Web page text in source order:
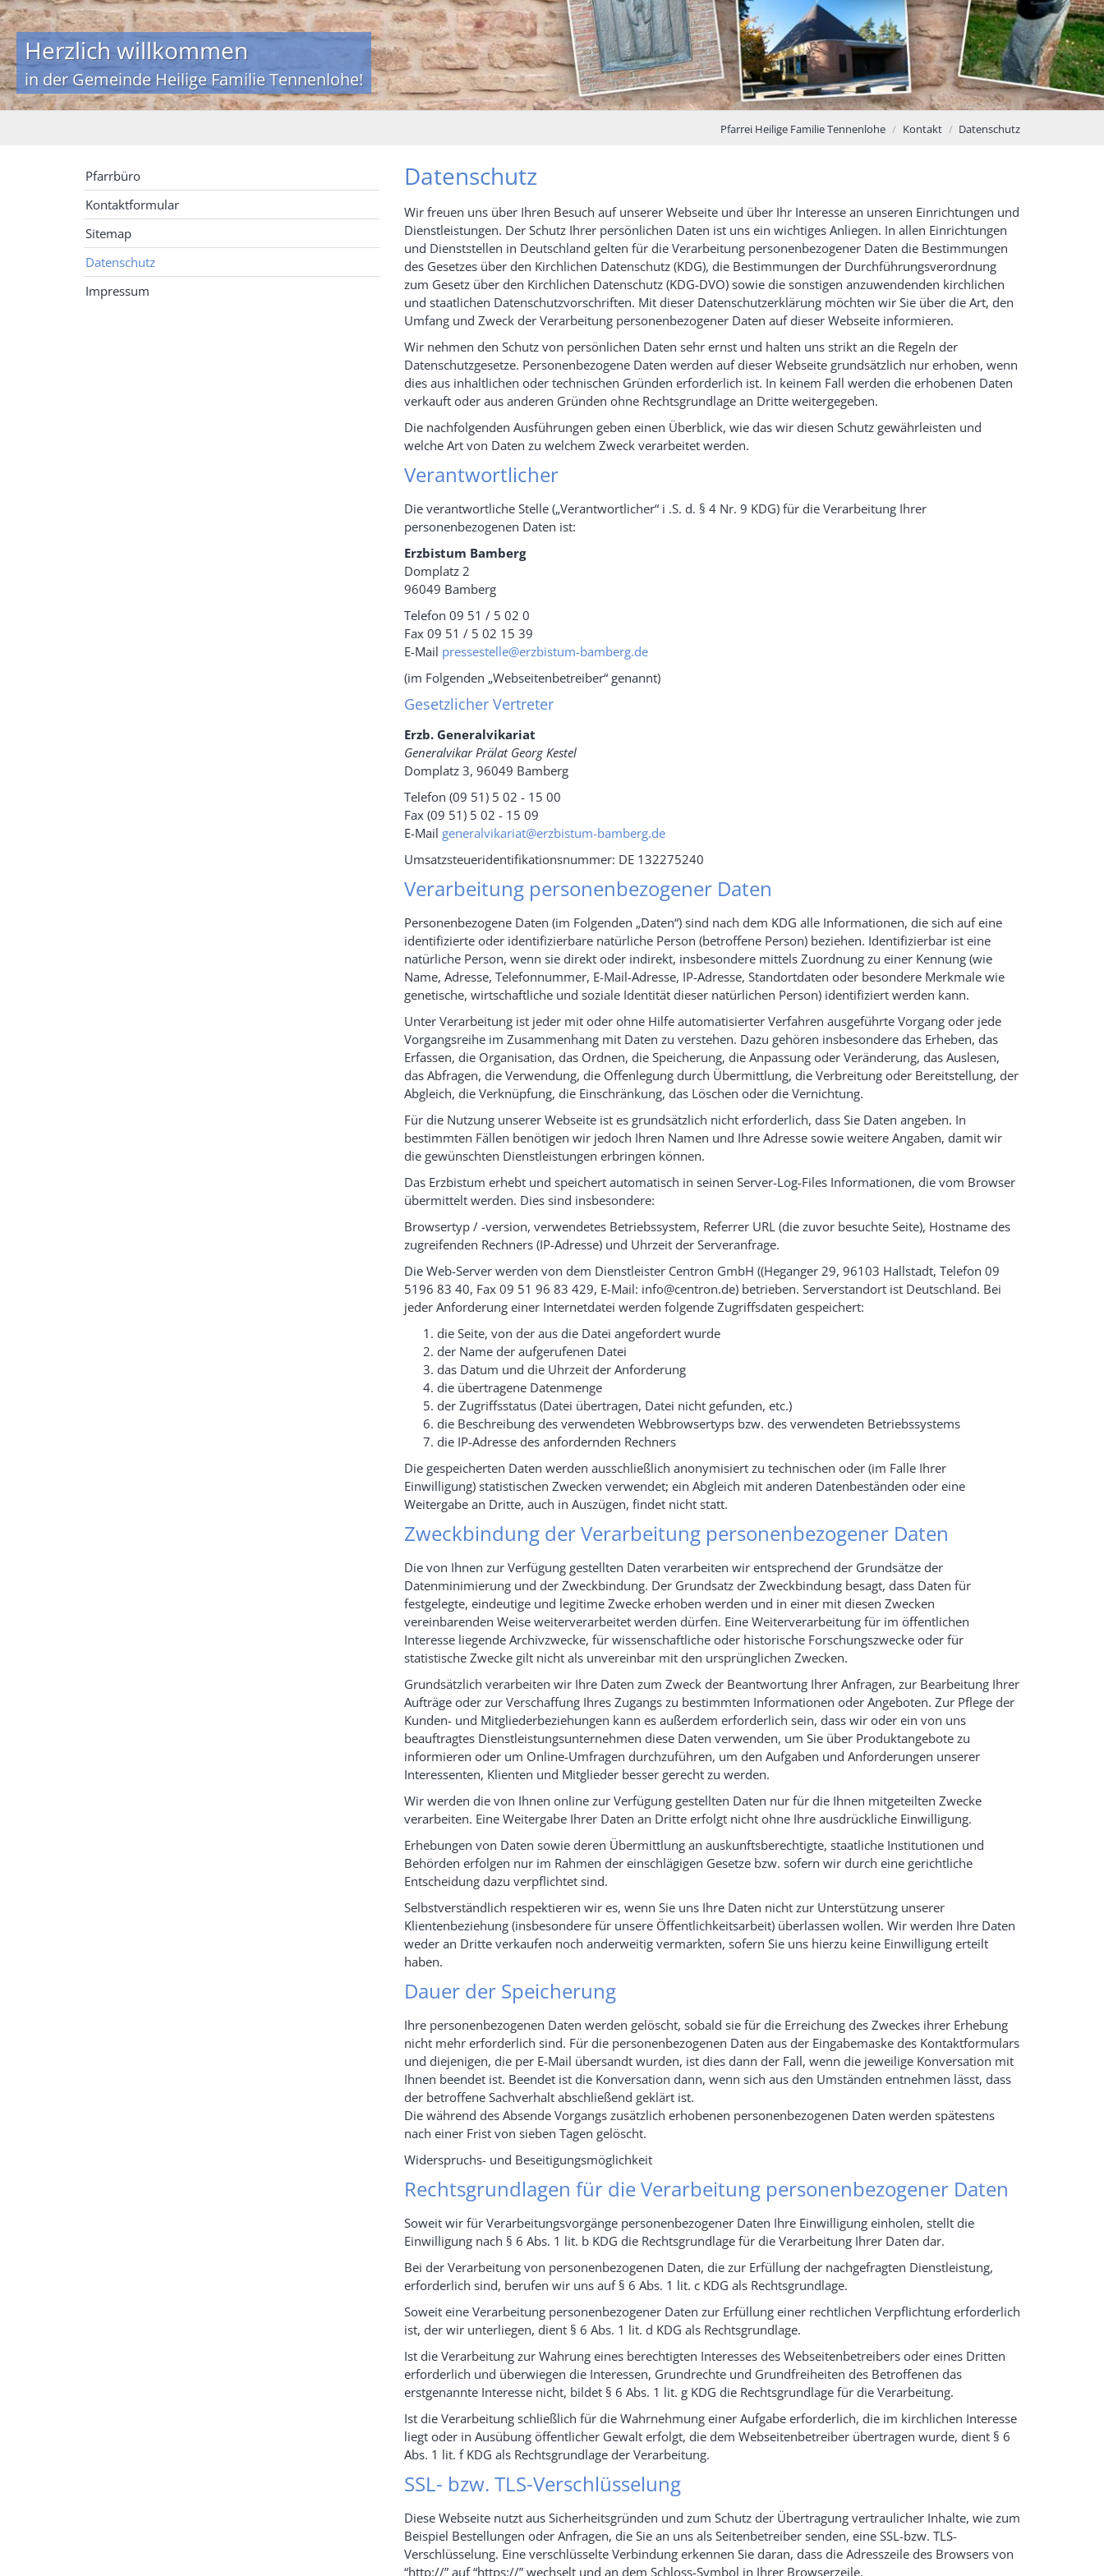
Herzlich willkommen
in der Gemeinde Heilige Familie Tennenlohe!
Pfarrei Heilige Familie Tennenlohe Kontakt Datenschutz
Datenschutz
Wir freuen uns über Ihren Besuch auf unserer Webseite und über Ihr Interesse an unseren Einrichtungen und
Dienstleistungen. Der Schutz Ihrer persönlichen Daten ist uns ein wichtiges Anliegen. In allen Einrichtungen
und Dienststellen in Deutschland gelten für die Verarbeitung personenbezogener Daten die Bestimmungen
des Gesetzes über den Kirchlichen Datenschutz (KDG), die Bestimmungen der Durchführungsverordnung
zum Gesetz über den Kirchlichen Datenschutz (KDG-DVO) sowie die sonstigen anzuwendenden kirchlichen
und staatlichen Datenschutzvorschriften. Mit dieser Datenschutzerklärung möchten wir Sie über die Art, den
Umfang und Zweck der Verarbeitung personenbezogener Daten auf dieser Webseite informieren.
Wir nehmen den Schutz von persönlichen Daten sehr ernst und halten uns strikt an die Regeln der
Datenschutzgesetze. Personenbezogene Daten werden auf dieser Webseite grundsätzlich nur erhoben, wenn
dies aus inhaltlichen oder technischen Gründen erforderlich ist. In keinem Fall werden die erhobenen Daten
verkauft oder aus anderen Gründen ohne Rechtsgrundlage an Dritte weitergegeben.
Die nachfolgenden Ausführungen geben einen Überblick, wie das wir diesen Schutz gewährleisten und
welche Art von Daten zu welchem Zweck verarbeitet werden.
Verantwortlicher
Die verantwortliche Stelle („Verantwortlicher“ i .S. d. § 4 Nr. 9 KDG) für die Verarbeitung Ihrer
personenbezogenen Daten ist:
Erzbistum Bamberg
Domplatz 2
96049 Bamberg
Telefon 09 51 / 5 02 0
Fax 09 51 / 5 02 15 39
E-Mail pressestelle@erzbistum-bamberg.de
(im Folgenden „Webseitenbetreiber“ genannt)
Gesetzlicher Vertreter
Erzb. Generalvikariat
Generalvikar Prälat Georg Kestel
Domplatz 3, 96049 Bamberg
Telefon (09 51) 5 02 - 15 00
Fax (09 51) 5 02 - 15 09
E-Mail generalvikariat@erzbistum-bamberg.de
Umsatzsteueridentifikationsnummer: DE 132275240
Verarbeitung personenbezogener Daten
Personenbezogene Daten (im Folgenden „Daten“) sind nach dem KDG alle Informationen, die sich auf eine
identifizierte oder identifizierbare natürliche Person (betroffene Person) beziehen. Identifizierbar ist eine
natürliche Person, wenn sie direkt oder indirekt, insbesondere mittels Zuordnung zu einer Kennung (wie
Name, Adresse, Telefonnummer, E-Mail-Adresse, IP-Adresse, Standortdaten oder besondere Merkmale wie
genetische, wirtschaftliche und soziale Identität dieser natürlichen Person) identifiziert werden kann.
Unter Verarbeitung ist jeder mit oder ohne Hilfe automatisierter Verfahren ausgeführte Vorgang oder jede
Vorgangsreihe im Zusammenhang mit Daten zu verstehen. Dazu gehören insbesondere das Erheben, das
Erfassen, die Organisation, das Ordnen, die Speicherung, die Anpassung oder Veränderung, das Auslesen,
das Abfragen, die Verwendung, die Offenlegung durch Übermittlung, die Verbreitung oder Bereitstellung, der
Abgleich, die Verknüpfung, die Einschränkung, das Löschen oder die Vernichtung.
Für die Nutzung unserer Webseite ist es grundsätzlich nicht erforderlich, dass Sie Daten angeben. In
bestimmten Fällen benötigen wir jedoch Ihren Namen und Ihre Adresse sowie weitere Angaben, damit wir
die gewünschten Dienstleistungen erbringen können.
Das Erzbistum erhebt und speichert automatisch in seinen Server-Log-Files Informationen, die vom Browser
übermittelt werden. Dies sind insbesondere:
Browsertyp / -version, verwendetes Betriebssystem, Referrer URL (die zuvor besuchte Seite), Hostname des
zugreifenden Rechners (IP-Adresse) und Uhrzeit der Serveranfrage.
Die Web-Server werden von dem Dienstleister Centron GmbH ((Heganger 29, 96103 Hallstadt, Telefon 09
5196 83 40, Fax 09 51 96 83 429, E-Mail: info@centron.de) betrieben. Serverstandort ist Deutschland. Bei
jeder Anforderung einer Internetdatei werden folgende Zugriffsdaten gespeichert:
die Seite, von der aus die Datei angefordert wurde
der Name der aufgerufenen Datei
das Datum und die Uhrzeit der Anforderung
die übertragene Datenmenge
der Zugriffsstatus (Datei übertragen, Datei nicht gefunden, etc.)
die Beschreibung des verwendeten Webbrowsertyps bzw. des verwendeten Betriebssystems
die IP-Adresse des anfordernden Rechners
Die gespeicherten Daten werden ausschließlich anonymisiert zu technischen oder (im Falle Ihrer
Einwilligung) statistischen Zwecken verwendet; ein Abgleich mit anderen Datenbeständen oder eine
Weitergabe an Dritte, auch in Auszügen, findet nicht statt.
Zweckbindung der Verarbeitung personenbezogener Daten
Die von Ihnen zur Verfügung gestellten Daten verarbeiten wir entsprechend der Grundsätze der
Datenminimierung und der Zweckbindung. Der Grundsatz der Zweckbindung besagt, dass Daten für
festgelegte, eindeutige und legitime Zwecke erhoben werden und in einer mit diesen Zwecken
vereinbarenden Weise weiterverarbeitet werden dürfen. Eine Weiterverarbeitung für im öffentlichen
Interesse liegende Archivzwecke, für wissenschaftliche oder historische Forschungszwecke oder für
statistische Zwecke gilt nicht als unvereinbar mit den ursprünglichen Zwecken.
Grundsätzlich verarbeiten wir Ihre Daten zum Zweck der Beantwortung Ihrer Anfragen, zur Bearbeitung Ihrer
Aufträge oder zur Verschaffung Ihres Zugangs zu bestimmten Informationen oder Angeboten. Zur Pflege der
Kunden- und Mitgliederbeziehungen kann es außerdem erforderlich sein, dass wir oder ein von uns
beauftragtes Dienstleistungsunternehmen diese Daten verwenden, um Sie über Produktangebote zu
informieren oder um Online-Umfragen durchzuführen, um den Aufgaben und Anforderungen unserer
Interessenten, Klienten und Mitglieder besser gerecht zu werden.
Wir werden die von Ihnen online zur Verfügung gestellten Daten nur für die Ihnen mitgeteilten Zwecke
verarbeiten. Eine Weitergabe Ihrer Daten an Dritte erfolgt nicht ohne Ihre ausdrückliche Einwilligung.
Erhebungen von Daten sowie deren Übermittlung an auskunftsberechtigte, staatliche Institutionen und
Behörden erfolgen nur im Rahmen der einschlägigen Gesetze bzw. sofern wir durch eine gerichtliche
Entscheidung dazu verpflichtet sind.
Selbstverständlich respektieren wir es, wenn Sie uns Ihre Daten nicht zur Unterstützung unserer
Klientenbeziehung (insbesondere für unsere Öffentlichkeitsarbeit) überlassen wollen. Wir werden Ihre Daten
weder an Dritte verkaufen noch anderweitig vermarkten, sofern Sie uns hierzu keine Einwilligung erteilt
haben.
Dauer der Speicherung
Ihre personenbezogenen Daten werden gelöscht, sobald sie für die Erreichung des Zweckes ihrer Erhebung
nicht mehr erforderlich sind. Für die personenbezogenen Daten aus der Eingabemaske des Kontaktformulars
und diejenigen, die per E-Mail übersandt wurden, ist dies dann der Fall, wenn die jeweilige Konversation mit
Ihnen beendet ist. Beendet ist die Konversation dann, wenn sich aus den Umständen entnehmen lässt, dass
der betroffene Sachverhalt abschließend geklärt ist.
Die während des Absende Vorgangs zusätzlich erhobenen personenbezogenen Daten werden spätestens
nach einer Frist von sieben Tagen gelöscht.
Widerspruchs- und Beseitigungsmöglichkeit
Rechtsgrundlagen für die Verarbeitung personenbezogener Daten
Soweit wir für Verarbeitungsvorgänge personenbezogener Daten Ihre Einwilligung einholen, stellt die
Einwilligung nach § 6 Abs. 1 lit. b KDG die Rechtsgrundlage für die Verarbeitung Ihrer Daten dar.
Bei der Verarbeitung von personenbezogenen Daten, die zur Erfüllung der nachgefragten Dienstleistung,
erforderlich sind, berufen wir uns auf § 6 Abs. 1 lit. c KDG als Rechtsgrundlage.
Soweit eine Verarbeitung personenbezogener Daten zur Erfüllung einer rechtlichen Verpflichtung erforderlich
ist, der wir unterliegen, dient § 6 Abs. 1 lit. d KDG als Rechtsgrundlage.
Ist die Verarbeitung zur Wahrung eines berechtigten Interesses des Webseitenbetreibers oder eines Dritten
erforderlich und überwiegen die Interessen, Grundrechte und Grundfreiheiten des Betroffenen das
erstgenannte Interesse nicht, bildet § 6 Abs. 1 lit. g KDG die Rechtsgrundlage für die Verarbeitung.
Ist die Verarbeitung schließlich für die Wahrnehmung einer Aufgabe erforderlich, die im kirchlichen Interesse
liegt oder in Ausübung öffentlicher Gewalt erfolgt, die dem Webseitenbetreiber übertragen wurde, dient § 6
Abs. 1 lit. f KDG als Rechtsgrundlage der Verarbeitung.
SSL- bzw. TLS-Verschlüsselung
Diese Webseite nutzt aus Sicherheitsgründen und zum Schutz der Übertragung vertraulicher Inhalte, wie zum
Beispiel Bestellungen oder Anfragen, die Sie an uns als Seitenbetreiber senden, eine SSL-bzw. TLS-
Verschlüsselung. Eine verschlüsselte Verbindung erkennen Sie daran, dass die Adresszeile des Browsers von
“http://” auf “https://” wechselt und an dem Schloss-Symbol in Ihrer Browserzeile.
Pfarrbüro
Kontaktformular
Sitemap
Datenschutz
Impressum